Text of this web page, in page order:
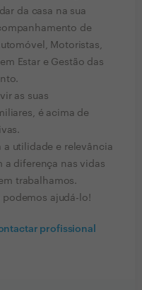
da casa na sua
de
Motoristas,
Estar e Gestão das
as suas
é acima de
a utilidade e relevância
a diferença nas vidas
trabalhamos.
ajudá-lo!
profissional